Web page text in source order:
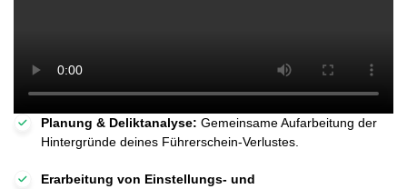
Planung & Deliktanalyse: Gemeinsame Aufarbeitung der
Hintergründe deines Führerschein-Verlustes.
Erarbeitung von Einstellungs- und